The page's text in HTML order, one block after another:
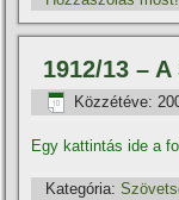
1912/13 –
Közzétéve:
Egy kattintás ide a
Kategória: